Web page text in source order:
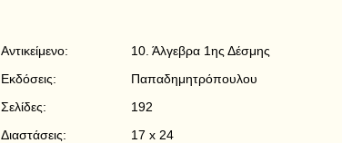
Αντικείμενο:
10. Άλγεβρα 1ης Δέσμης
Εκδόσεις:
Παπαδημητρόπουλου
Σελίδες:
192
Διαστάσεις:
17 x 24